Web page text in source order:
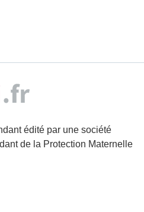
édité par une société
de la Protection Maternelle